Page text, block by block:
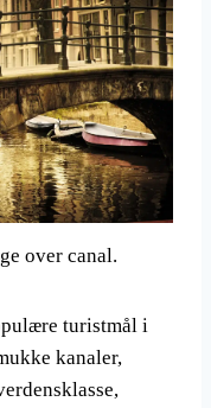
over canal.
turistmål i
kanaler,